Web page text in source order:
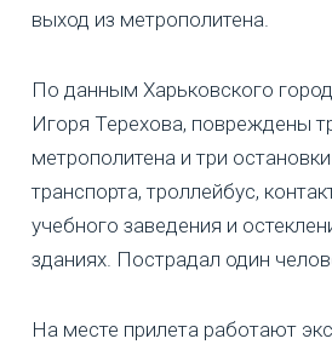
выход из метрополитена.
По данным Харьковского
Игоря Терехова, повреждены
метрополитена и три
транспорта, троллейбус,
учебного заведения и
зданиях. Пострадал один
На месте прилета работают